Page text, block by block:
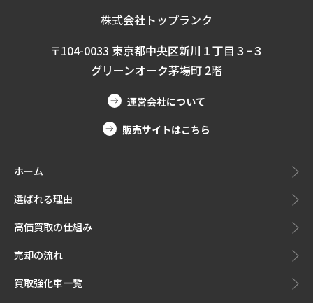
株式会社トップランク
〒104-0033 東京都中央区新川１丁目３−３
グリーンオーク茅場町 2階
運営会社について
販売サイトはこちら
ホーム
選ばれる理由
高価買取の仕組み
売却の流れ
買取強化車一覧